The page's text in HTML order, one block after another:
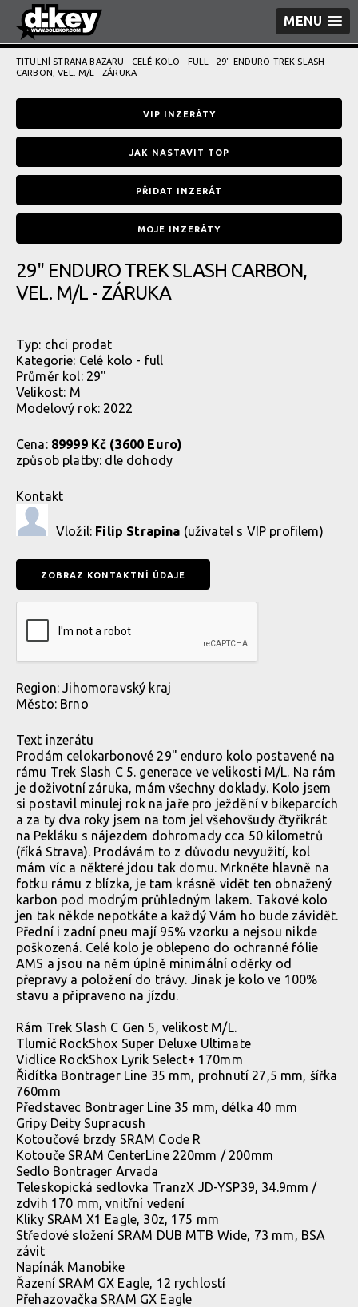
MENU
TITULNÍ STRANA BAZARU · CELÉ KOLO - FULL
· 29" ENDURO TREK SLASH
CARBON, VEL. M/L - ZÁRUKA
VIP INZERÁTY
JAK NASTAVIT TOP
PŘIDAT INZERÁT
MOJE INZERÁTY
29" ENDURO TREK SLASH CARBON,
VEL. M/L - ZÁRUKA
Typ: chci prodat
Kategorie: Celé kolo - full
Průměr kol: 29"
Velikost: M
Modelový rok: 2022
Cena: 89999 Kč (3600 Euro)
způsob platby: dle dohody
Kontakt
Vložil: Filip Strapina (uživatel s VIP profilem)
Region:Jihomoravský kraj
Město: Brno
Text inzerátu
Prodám celokarbonové 29" enduro kolo postavené na
rámu Trek Slash C 5. generace ve velikosti M/L. Na rám
je doživotní záruka, mám všechny doklady. Kolo jsem
si postavil minulej rok na jaře pro ježdění v bikeparcích
a za ty dva roky jsem na tom jel všehovšudy čtyřikrát
na Pekláku s nájezdem dohromady cca 50 kilometrů
(říká Strava). Prodávám to z důvodu nevyužití, kol
mám víc a některé jdou tak domu. Mrkněte hlavně na
fotku rámu z blízka, je tam krásně vidět ten obnažený
karbon pod modrým průhledným lakem. Takové kolo
jen tak někde nepotkáte a každý Vám ho bude závidět.
Přední i zadní pneu mají 95% vzorku a nejsou nikde
poškozená. Celé kolo je oblepeno do ochranné fólie
AMS a jsou na něm úplně minimální oděrky od
přepravy a položení do trávy. Jinak je kolo ve 100%
stavu a připraveno na jízdu.
Rám Trek Slash C Gen 5, velikost M/L.
Tlumič RockShox Super Deluxe Ultimate
Vidlice RockShox Lyrik Select+ 170mm
Řidítka Bontrager Line 35 mm, prohnutí 27,5 mm, šířka
760mm
Představec Bontrager Line 35 mm, délka 40 mm
Gripy Deity Supracush
Kotoučové brzdy SRAM Code R
Kotouče SRAM CenterLine 220mm / 200mm
Sedlo Bontrager Arvada
Teleskopická sedlovka TranzX JD-YSP39, 34.9mm /
zdvih 170 mm, vnitřní vedení
Kliky SRAM X1 Eagle, 30z, 175 mm
Středové složení SRAM DUB MTB Wide, 73 mm, BSA
závit
Napínák Manobike
Řazení SRAM GX Eagle, 12 rychlostí
Přehazovačka SRAM GX Eagle